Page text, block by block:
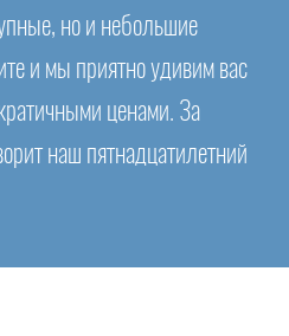
но и небольшие
и мы приятно удивим вас
ценами. За
наш пятнадцатилетний